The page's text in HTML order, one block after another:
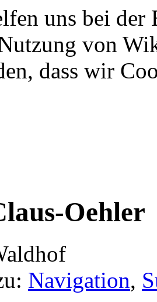
uns bei
von
dass wir
Oehler
Navigation,